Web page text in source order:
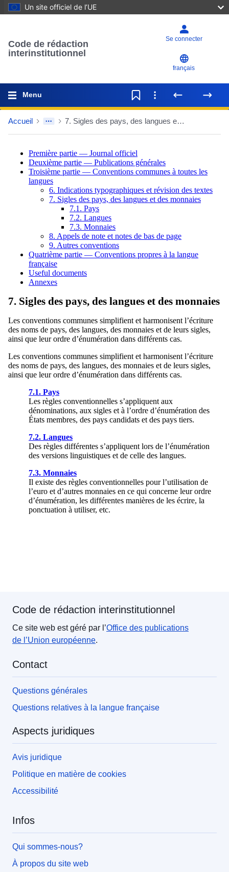
Un site officiel de l’UE
Code de rédaction
interinstitutionnel
Se connecter
français
Menu
Accueil 7. Sigles des pays, des langues et des monnaies
Code de rédaction interinstitutionnel
Ce site web est géré par l’Office des publications
de l’Union européenne.
Contact
Questions générales
Questions relatives à la langue française
Aspects juridiques
Avis juridique
Politique en matière de cookies
Accessibilité
Infos
Qui sommes-nous?
À propos du site web